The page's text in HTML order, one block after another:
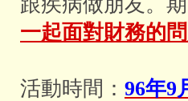
一起面對財務的
活動時間： 96年9